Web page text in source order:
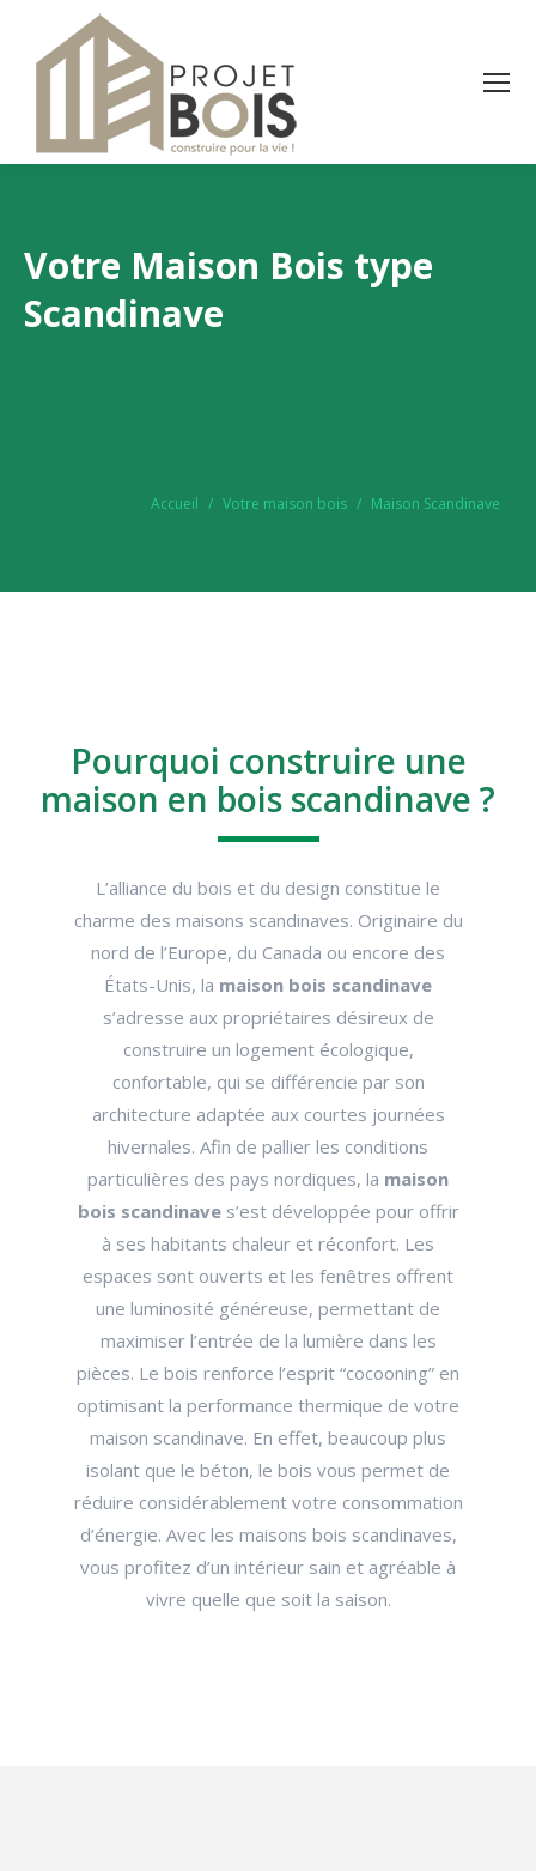
Votre Maison Bois type
Scandinave
Vous êtes ici :
Accueil Votre maison bois Maison Scandinave
Pourquoi construire une
maison en bois scandinave ?
L’alliance du bois et du design constitue le
charme des maisons scandinaves. Originaire du
nord de l’Europe, du Canada ou encore des
États-Unis, la maison bois scandinave
s’adresse aux propriétaires désireux de
construire un logement écologique,
confortable, qui se différencie par son
architecture adaptée aux courtes journées
hivernales. Afin de pallier les conditions
particulières des pays nordiques, la maison
bois scandinave s’est développée pour offrir
à ses habitants chaleur et réconfort. Les
espaces sont ouverts et les fenêtres offrent
une luminosité généreuse, permettant de
maximiser l’entrée de la lumière dans les
pièces. Le bois renforce l’esprit “cocooning” en
optimisant la performance thermique de votre
maison scandinave. En effet, beaucoup plus
isolant que le béton, le bois vous permet de
réduire considérablement votre consommation
d’énergie. Avec les maisons bois scandinaves,
vous profitez d’un intérieur sain et agréable à
vivre quelle que soit la saison.